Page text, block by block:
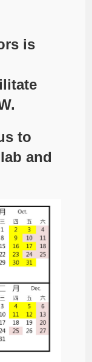
is
to
and